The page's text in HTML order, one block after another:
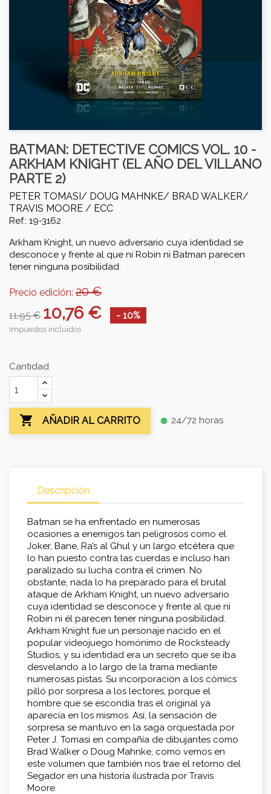
BATMAN: DETECTIVE COMICS VOL. 10 -
ARKHAM KNIGHT (EL AÑO DEL VILLANO
PARTE 2)
PETER TOMASI/ DOUG MAHNKE/ BRAD WALKER/
TRAVIS MOORE / ECC
Ref.: 19-3162
Arkham Knight, un nuevo adversario cuya identidad se
desconoce y frente al que ni Robin ni Batman parecen
tener ninguna posibilidad.
Precio edición: 20 €
11,95 € 10,76 € - 10%
Impuestos incluidos
Cantidad
 AÑADIR AL CARRITO fiber_manual_record 24/72 horas
Descripción
Batman se ha enfrentado en numerosas
ocasiones a enemigos tan peligrosos como el
Joker, Bane, Ra’s al Ghul y un largo etcétera que
lo han puesto contra las cuerdas e incluso han
paralizado su lucha contra el crimen. No
obstante, nada lo ha preparado para el brutal
ataque de Arkham Knight, un nuevo adversario
cuya identidad se desconoce y frente al que ni
Robin ni él parecen tener ninguna posibilidad.
Arkham Knight fue un personaje nacido en el
popular videojuego homónimo de Rocksteady
Studios, y su identidad era un secreto que se iba
desvelando a lo largo de la trama mediante
numerosas pistas. Su incorporación a los cómics
pilló por sorpresa a los lectores, porque el
hombre que se escondía tras el original ya
aparecía en los mismos. Así, la sensación de
sorpresa se mantuvo en la saga orquestada por
Peter J. Tomasi en compañía de dibujantes como
Brad Walker o Doug Mahnke, como vemos en
este volumen que también nos trae el retorno del
Segador en una historia ilustrada por Travis
Moore.